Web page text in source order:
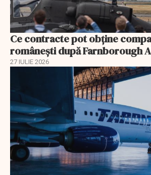
Ce contracte pot obține
românești după Farnborough
27 IULIE 2026